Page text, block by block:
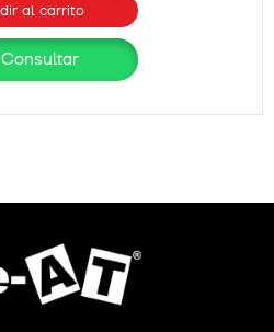
al carrito
Consultar